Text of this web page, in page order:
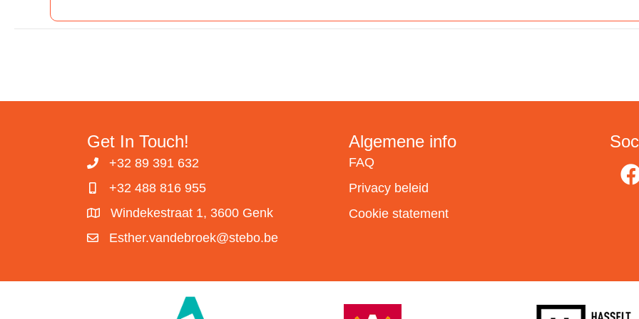
Get In Touch!
+32 89 391 632
+32 488 816 955
Windekestraat 1, 3600 Genk
Esther.vandebroek@stebo.be
Algemene info
FAQ
Privacy beleid
Cookie statement